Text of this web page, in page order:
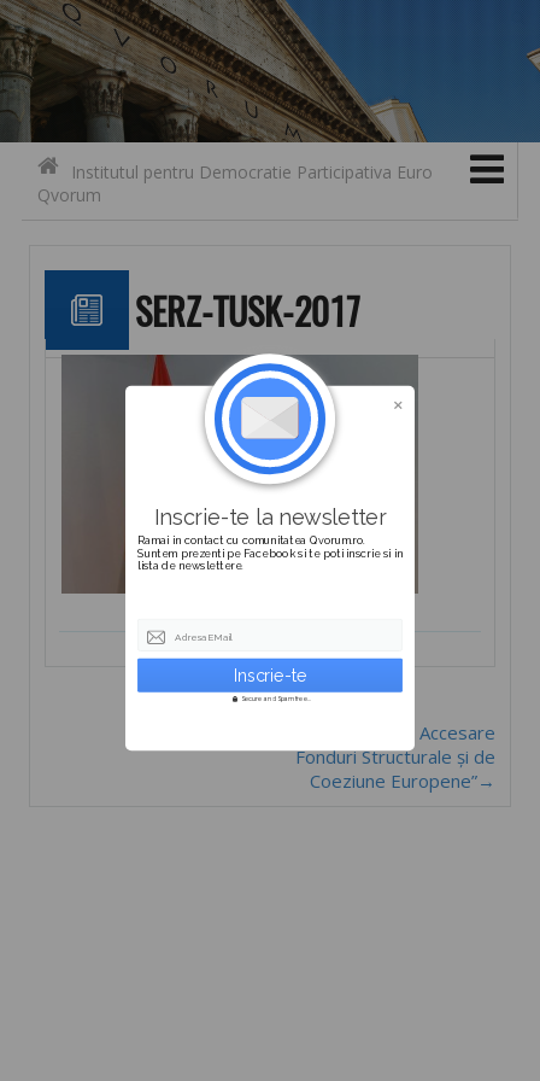
Contact
Skip to content
Institutul pentru Democratie Participativa Euro
Qvorum
SERZ-TUSK-2017
Curs ”Expert Accesare
Fonduri Structurale și de
Coeziune Europene”→
Inscrie-te la newsletter
Ramai in contact cu comunitatea Qvorum.ro.
Suntem prezenti pe Facebook si te poti inscrie si in
lista de newslettere.
Adresa EMail
Secure and Spam free...